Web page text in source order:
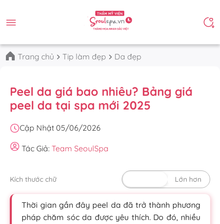
Trang chủ Tip làm đẹp Da đẹp
Peel da giá bao nhiêu? Bảng giá
peel da tại spa mới 2025
Cập Nhật 05/06/2026
Tác Giả: Team SeoulSpa
Kích thước chữ Lớn hơn
Thời gian gần đây peel da đã trở thành phương
pháp chăm sóc da được yêu thích. Do đó, nhiều